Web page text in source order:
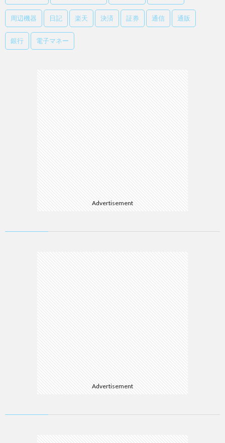
周辺機器 日記 楽天 決済 証券 通信 通販
銀行 電子マネー
Advertisement
Advertisement